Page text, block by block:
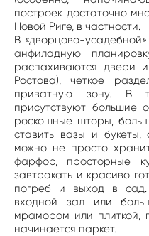
построек достаточно
Новой Риге, в частности.
В «дворцово-
анфиладную
распахиваются двери
Ростова), четкое
приватную зону. В
присутствуют большие
роскошные шторы,
ставить вазы и
можно не просто
фарфор, просторные
завтракать и красиво
погреб и выход в сад.
входной зал или
мрамором или плиткой,
начинается паркет.